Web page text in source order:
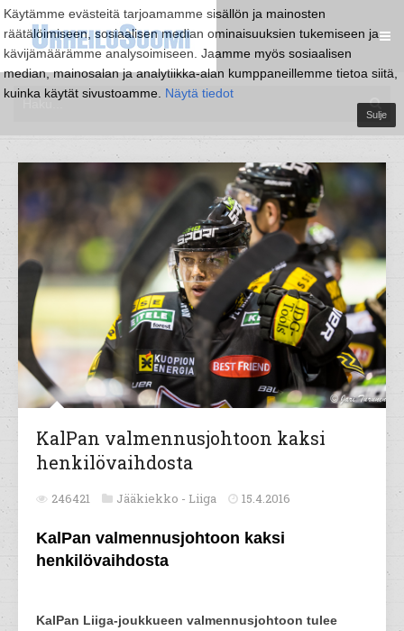
Käytämme evästeitä tarjoamamme sisällön ja mainosten
räätälöimiseen, sosiaalisen median ominaisuuksien tukemiseen ja
kävijämäärämme analysoimiseen. Jaamme myös sosiaalisen
median, mainosalan ja analytiikka-alan kumppaneillemme tietoa siitä,
kuinka käytät sivustoamme. Näytä tiedot
Sulje
KalPan valmennusjohtoon kaksi
henkilövaihdosta
246421 Jääkiekko - Liiga 15.4.2016
KalPan valmennusjohtoon kaksi
henkilövaihdosta
KalPan Liiga-joukkueen valmennusjohtoon tulee